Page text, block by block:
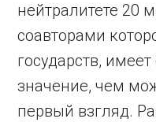
нейтралитете 20
соавторами
государств,
значение, чем
первый взгляд.